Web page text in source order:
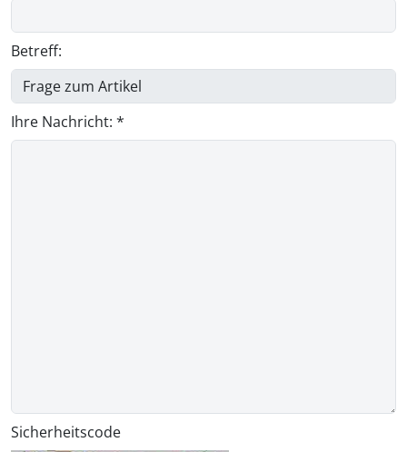
Betreff:
Ihre Nachricht: *
Sicherheitscode